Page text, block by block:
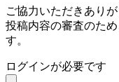
ご協力いただきあり
投稿内容の審査のた
す。
ログインが必要です